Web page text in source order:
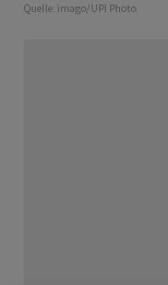
Quelle: imago/UPI Photo